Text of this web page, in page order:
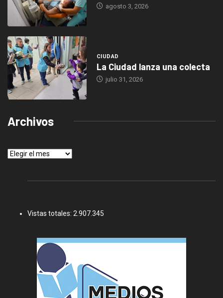
agosto 3, 2026
CIUDAD
La Ciudad lanza una colecta
julio 31, 2026
Archivos
Archivos
Vistas totales: 2.907.345